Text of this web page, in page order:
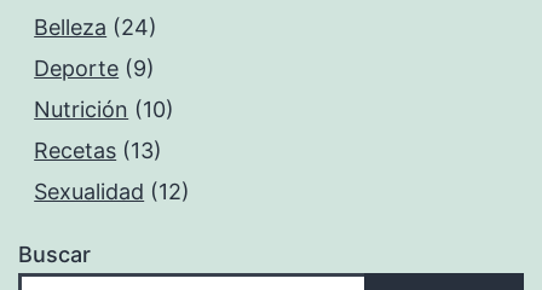
Belleza (24)
Deporte (9)
Nutrición (10)
Recetas (13)
Sexualidad (12)
Buscar